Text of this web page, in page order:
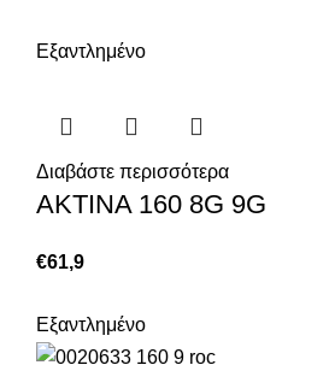
Εξαντλημένο
Διαβάστε περισσότερα
ΑΚΤΙΝΑ 160 8G 9G
€61,9
Εξαντλημένο